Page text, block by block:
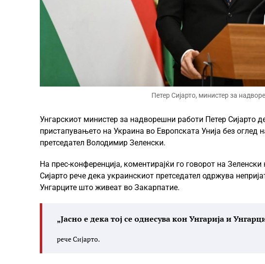
Петер Сијарто, министер за
Унгарскиот министер за надворешни работи Петер Сијарто
пристапувањето на Украина во Европската Унија без оглед
претседател Володимир Зеленски.
На прес-конференција, коментирајќи го говорот на
Сијарто рече дека украинскиот претседател одржува
Унгарците што живеат во Закарпатие.
„Јасно е дека тој се однесува кон Унгарија и
рече Сијарто.